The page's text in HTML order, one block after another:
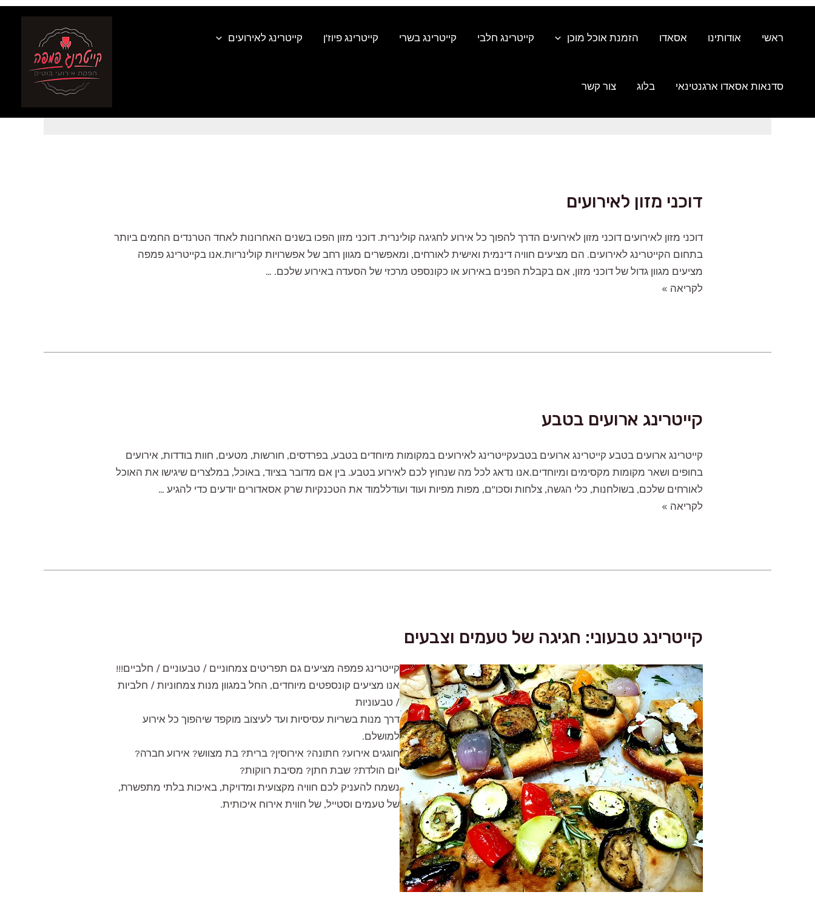
דילוג
ראשי
אודותינו אסאדו הזמנת אוכל מוכן קייטרינג חלבי קייטרינג בשרי קייטרינג פיוז'ן קייטרינג לאירועים
סדנאות אסאדו ארגנטינאי בלוג צור קשר קייטרינג חלבי לאירועים קטנים
דוכני מזון לאירועים
דוכני מזון לאירועים דוכני מזון לאירועים הדרך להפוך כל אירוע לחגיגה קולינרית. דוכני מזון הפכו בשנים האחרונות לאחד הטרנדים החמים ביותר
בתחום הקייטרינג לאירועים. הם מציעים חוויה דינמית ואישית לאורחים, ומאפשרים מגוון רחב של אפשרויות קולינריות.אנו בקייטרינג פמפה
מציעים מגוון גדול של דוכני מזון, אם בקבלת הפנים באירוע או כקונספט מרכזי של הסעדה באירוע שלכם. …
דוכני
לקריאה »
קייטרינג ארועים בטבע
קייטרינג ארועים בטבע קייטרינג ארועים בטבעקייטרינג לאירועים במקומות מיוחדים בטבע, בפרדסים, חורשות, מטעים, חוות בודדות, אירועים
בחופים ושאר מקומות מקסימים ומיוחדים.אנו נדאג לכל מה שנחוץ לכם לאירוע בטבע. בין אם מדובר בציוד, באוכל, במלצרים שיגישו את האוכל
לאורחים שלכם, בשולחנות, כלי הגשה, צלחות וסכו"ם, מפות מפיות ועוד ועודללמוד את הטכנקיות שרק אסאדורים יודעים כדי להגיע …
קייטרינג
לקריאה »
קייטרינג טבעוני: חגיגה של טעמים וצבעים
קייטרינג פמפה מציעים גם תפריטים צמחוניים / טבעוניים / חלביים!!!
אנו מציעים קונספטים מיוחדים, החל במגוון מנות צמחוניות / חלביות
/ טבעוניות
דרך מנות בשריות עסיסיות ועד לעיצוב מוקפד שיהפוך כל אירוע
למושלם.
חוגגים אירוע? חתונה? אירוסין? ברית? בת מצווש? אירוע חברה?
יום הולדת? שבת חתן? מסיבת רווקות?
נשמח להעניק לכם חוויה מקצועית ומדויקת, באיכות בלתי מתפשרת,
של טעמים וסטייל, של חווית אירוח איכותית.